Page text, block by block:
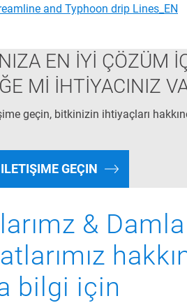
and Typhoon drip Lines_EN
EN İYİ ÇÖZÜM
Mİ İHTİYACINIZ
geçin, bitkinizin ihtiyaçları
GEÇIN
& Damla
bilgi için